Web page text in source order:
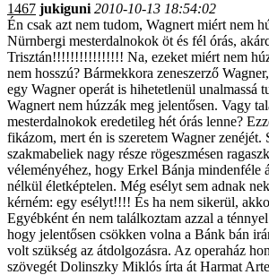
1467 jukiguni 2010-10-13 18:54:02
Én csak azt nem tudom, Wagnert miért nem
Nürnbergi mesterdalnokok öt és fél órás,
Trisztán!!!!!!!!!!!!!!!! Na, ezeket miért nem
nem hosszú? Bármekkora zeneszerző
egy Wagner operát is hihetetlenül unalmassá
Wagnert nem húzzák meg jelentősen. Vagy
mesterdalnokok eredetileg hét órás lenne?
fikázom, mert én is szeretem Wagner zenéjét.
szakmabeliek nagy része rögeszmésen
véleményéhez, hogy Erkel Bánja mindenféle
nélkül életképtelen. Még esélyt sem adnak
kérném: egy esélyt!!!! És ha nem sikerül,
Egyébként én nem találkoztam azzal a
hogy jelentősen csökken volna a Bánk bán
volt szükség az átdolgozásra. Az operaház
szövegét Dolinszky Miklós írta át Harmat